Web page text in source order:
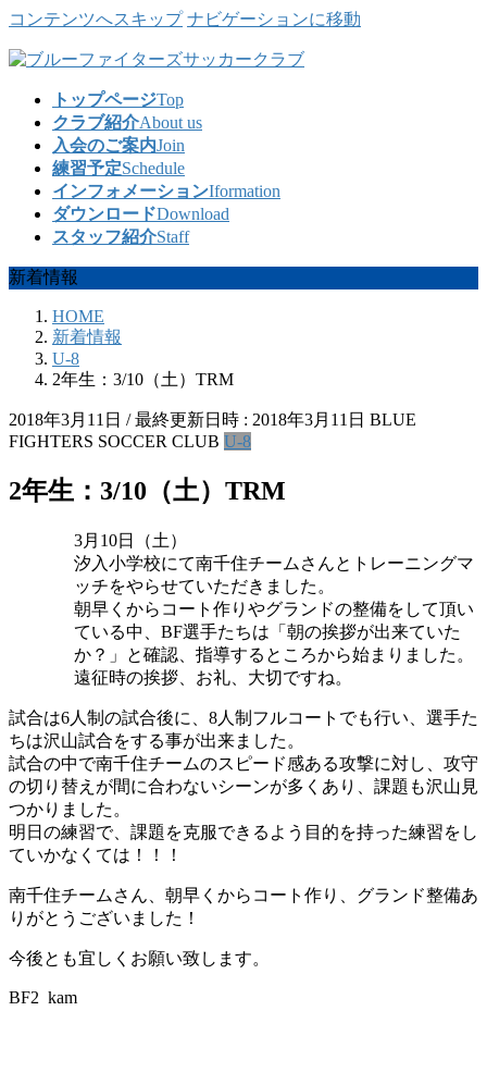
コンテンツへスキップ ナビゲーションに移動
トップページTop
クラブ紹介About us
入会のご案内Join
練習予定Schedule
インフォメーションIformation
ダウンロードDownload
スタッフ紹介Staff
新着情報
HOME
新着情報
U-8
2年生：3/10（土）TRM
2018年3月11日 / 最終更新日時 : 2018年3月11日 BLUE
FIGHTERS SOCCER CLUB U-8
2年生：3/10（土）TRM
3月10日（土）
汐入小学校にて南千住チームさんとトレーニングマ
ッチをやらせていただきました。
朝早くからコート作りやグランドの整備をして頂い
ている中、BF選手たちは「朝の挨拶が出来ていた
か？」と確認、指導するところから始まりました。
遠征時の挨拶、お礼、大切ですね。
試合は6人制の試合後に、8人制フルコートでも行い、選手た
ちは沢山試合をする事が出来ました。
試合の中で南千住チームのスピード感ある攻撃に対し、攻守
の切り替えが間に合わないシーンが多くあり、課題も沢山見
つかりました。
明日の練習で、課題を克服できるよう目的を持った練習をし
ていかなくては！！！
南千住チームさん、朝早くからコート作り、グランド整備あ
りがとうございました！
今後とも宜しくお願い致します。
BF2 kam